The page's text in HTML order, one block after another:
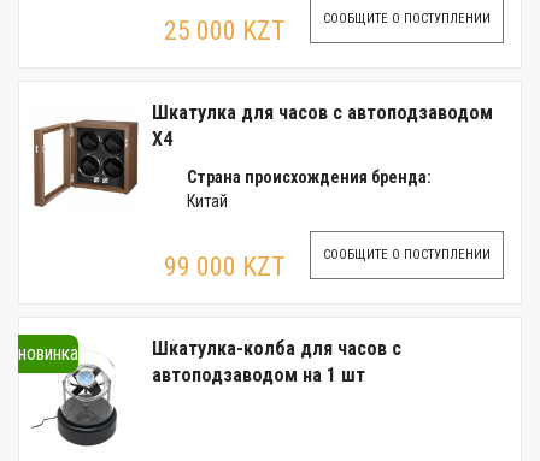
25 000 KZT СООБЩИТЕ О ПОСТУПЛЕНИИ
Шкатулка для часов с автоподзаводом
X4
Страна происхождения бренда:
Китай
99 000 KZT СООБЩИТЕ О ПОСТУПЛЕНИИ
новинка
Шкатулка-колба для часов с
автоподзаводом на 1 шт